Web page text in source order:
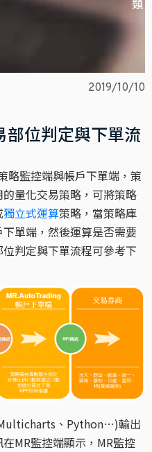
2019/10/10
位判定與下單流
略監控端與帳戶下單端，策
量化交易策略，可將策略
獨立式運算策略，當策略庫
單端，然後運算是否需要
判定與下單流程可參考下
、Python…)輸出
MR監控端顯示，MR監控